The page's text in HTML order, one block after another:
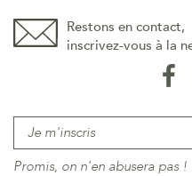
Restons en contact,
inscrivez-vous à la
Promis, on n'en abusera pas !